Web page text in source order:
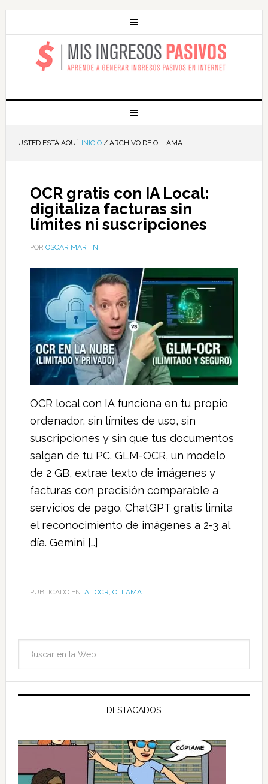
MIS INGRESOS
PASIVOS
USTED ESTÁ AQUÍ: INICIO /ARCHIVO DE OLLAMA
OCR gratis con IA Local:
digitaliza facturas sin
límites ni suscripciones
POR OSCAR MARTIN
OCR local con IA funciona en tu propio
ordenador, sin límites de uso, sin
suscripciones y sin que tus documentos
salgan de tu PC. GLM-OCR, un modelo
de 2 GB, extrae texto de imágenes y
facturas con precisión comparable a
servicios de pago. ChatGPT gratis limita
el reconocimiento de imágenes a 2-3 al
día. Gemini […]
PUBLICADO EN: AI, OCR, OLLAMA
DESTACADOS